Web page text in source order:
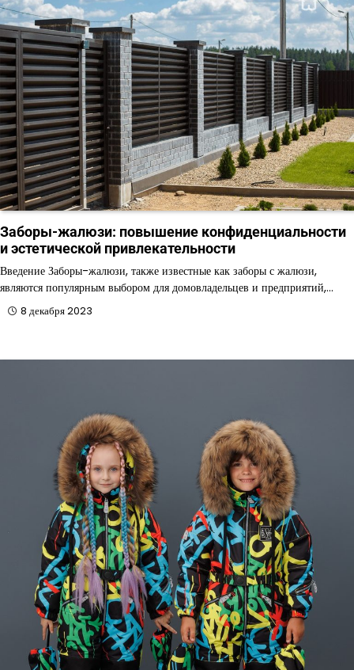
Заборы-жалюзи: повышение конфиденциальности
и эстетической привлекательности
Введение Заборы-жалюзи, также известные как заборы с жалюзи,
являются популярным выбором для домовладельцев и предприятий,…
8 декабря 2023